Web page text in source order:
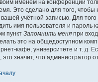
именем на конференции
Это сделано для того, чтобы
вашей учётной записью. Для
имя пользователя и пароль
пункт Запомнить меня при
это на общедоступном
кафе, университете и т. д.
это значит, что администратор